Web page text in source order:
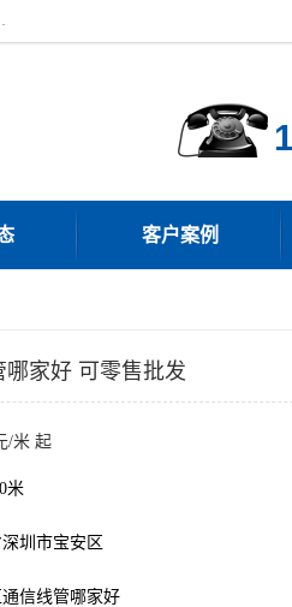
至上，锐意进取”的经营理念，坚持“客户至上”原则为广大客户提供的服务。欢迎惠顾！
客户案例
家好 可零售批发
/米 起
米
圳市宝安区
信线管哪家好